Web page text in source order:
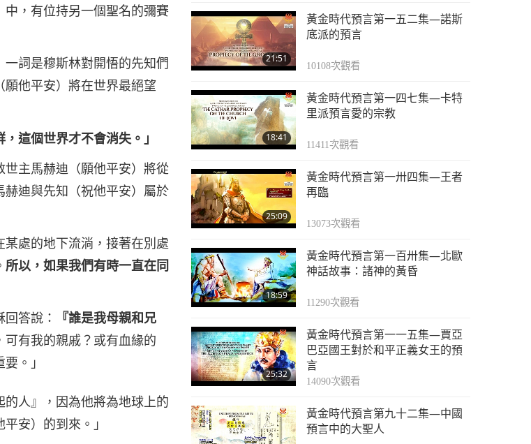
，有位持另一個聖名的彌賽
詞是穆斯林對開悟的先知們
他平安）將在世界最絕望
這個世界才不會消失。」
主馬赫迪（願他平安）將從
迪與先知（祝他平安）屬於
某處的地下流淌，接著在別處
所以，如果我們有時一直在同
答說：
『誰是我母親和兄
有我的親戚？或有血緣的
。」
的人』，因為他將為地球上的
安）的到來。」
10
25:32
黃金時代預言第一八五
時刻彌賽亞的預言
11
24:06
黃金時代預言第一八六
時刻彌賽亞的預言
12
25:10
時刻彌賽亞的預言
21:51
黃金時代預言第一五二集—諾斯
底派的預言
10108次觀看
18:41
黃金時代預言第一四七集—卡特
里派預言愛的宗教
11411次觀看
25:09
黃金時代預言第一卅四集—王者
再臨
13073次觀看
18:59
黃金時代預言第一百卅集—北歐
神話故事：諸神的黃昏
11290次觀看
25:32
黃金時代預言第一一五集—賈亞
巴亞國王對於和平正義女王的預
言
14090次觀看
黃金時代預言第九十二集—中國
預言中的大聖人